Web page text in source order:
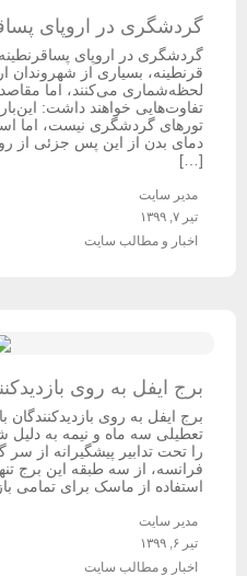
گردشگری در اروپای
گردشگری در اروپای
قرنطینه، بسیاری از شهروندان
لحظه‌شماری می‌کنند،‌ اما
تفاوت‌هایی خواهند داشت:
تورهای گردشگری نیست، اما
دمای بدن از این پس جزئی از
[…]
مدیر سایت
تیر ۷, ۱۳۹۹
اخبار و مطالب سایت
برج ایفل به روی
برج ایفل به روی
تعطیلی سه ماه و نیمه به دلیل
را تحت تدابیر پیشگیرانه از
فرانسه، از سه طبقه این برج
استفاده از ماسک برای تمامی
مدیر سایت
تیر ۶, ۱۳۹۹
اخبار و مطالب سایت